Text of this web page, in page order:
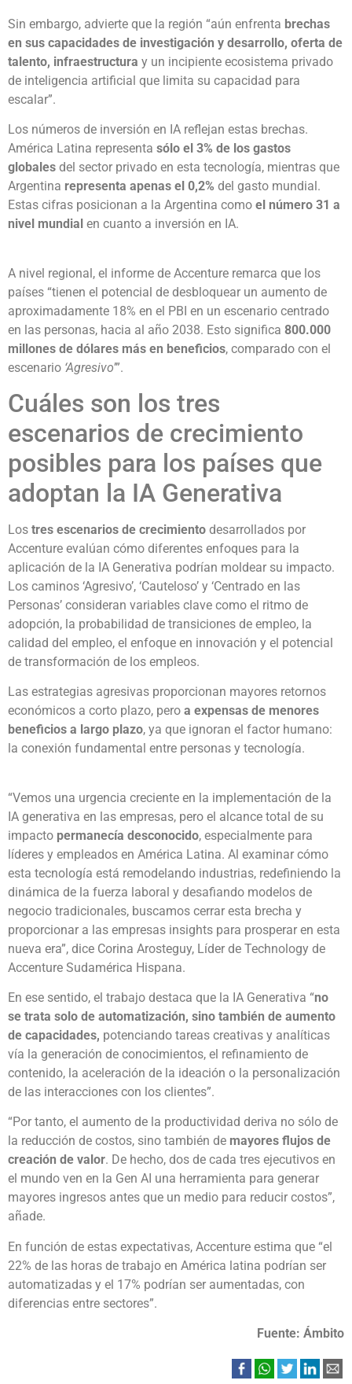
Sin embargo, advierte que la región “aún enfrenta brechas
en sus capacidades de investigación y desarrollo, oferta de
talento, infraestructura y un incipiente ecosistema privado
de inteligencia artificial que limita su capacidad para
escalar”.
Los números de inversión en IA reflejan estas brechas.
América Latina representa sólo el 3% de los gastos
globales del sector privado en esta tecnología, mientras que
Argentina representa apenas el 0,2% del gasto mundial.
Estas cifras posicionan a la Argentina como el número 31 a
nivel mundial en cuanto a inversión en IA.
A nivel regional, el informe de Accenture remarca que los
países “tienen el potencial de desbloquear un aumento de
aproximadamente 18% en el PBI en un escenario centrado
en las personas, hacia al año 2038. Esto significa 800.000
millones de dólares más en beneficios, comparado con el
escenario ‘Agresivo’”.
Cuáles son los tres
escenarios de crecimiento
posibles para los países que
adoptan la IA Generativa
Los tres escenarios de crecimiento desarrollados por
Accenture evalúan cómo diferentes enfoques para la
aplicación de la IA Generativa podrían moldear su impacto.
Los caminos ‘Agresivo’, ‘Cauteloso’ y ‘Centrado en las
Personas’ consideran variables clave como el ritmo de
adopción, la probabilidad de transiciones de empleo, la
calidad del empleo, el enfoque en innovación y el potencial
de transformación de los empleos.
Las estrategias agresivas proporcionan mayores retornos
económicos a corto plazo, pero a expensas de menores
beneficios a largo plazo, ya que ignoran el factor humano:
la conexión fundamental entre personas y tecnología.
“Vemos una urgencia creciente en la implementación de la
IA generativa en las empresas, pero el alcance total de su
impacto permanecía desconocido, especialmente para
líderes y empleados en América Latina. Al examinar cómo
esta tecnología está remodelando industrias, redefiniendo la
dinámica de la fuerza laboral y desafiando modelos de
negocio tradicionales, buscamos cerrar esta brecha y
proporcionar a las empresas insights para prosperar en esta
nueva era”, dice Corina Arosteguy, Líder de Technology de
Accenture Sudamérica Hispana.
En ese sentido, el trabajo destaca que la IA Generativa “no
se trata solo de automatización, sino también de aumento
de capacidades, potenciando tareas creativas y analíticas
vía la generación de conocimientos, el refinamiento de
contenido, la aceleración de la ideación o la personalización
de las interacciones con los clientes”.
“Por tanto, el aumento de la productividad deriva no sólo de
la reducción de costos, sino también de mayores flujos de
creación de valor. De hecho, dos de cada tres ejecutivos en
el mundo ven en la Gen AI una herramienta para generar
mayores ingresos antes que un medio para reducir costos”,
añade.
En función de estas expectativas, Accenture estima que “el
22% de las horas de trabajo en América latina podrían ser
automatizadas y el 17% podrían ser aumentadas, con
diferencias entre sectores”.
Fuente: Ámbito